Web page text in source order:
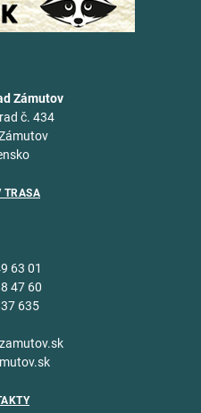
Zámutov
č. 434
TRASA
63 01
47 60
635